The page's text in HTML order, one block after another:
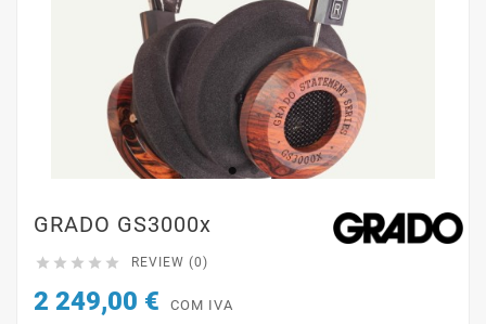
GRADO GS3000x
     REVIEW (0)
2 249,00 € COM IVA